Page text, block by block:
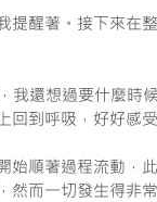
提醒著。接下來在
我還想過要什麼時
回到呼吸，好好感受
始順著過程流動，
然而一切發生得非常